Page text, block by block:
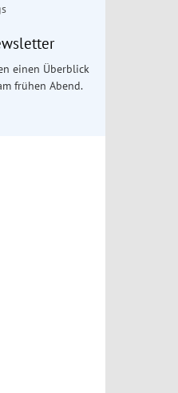
einen Überblick
frühen Abend.